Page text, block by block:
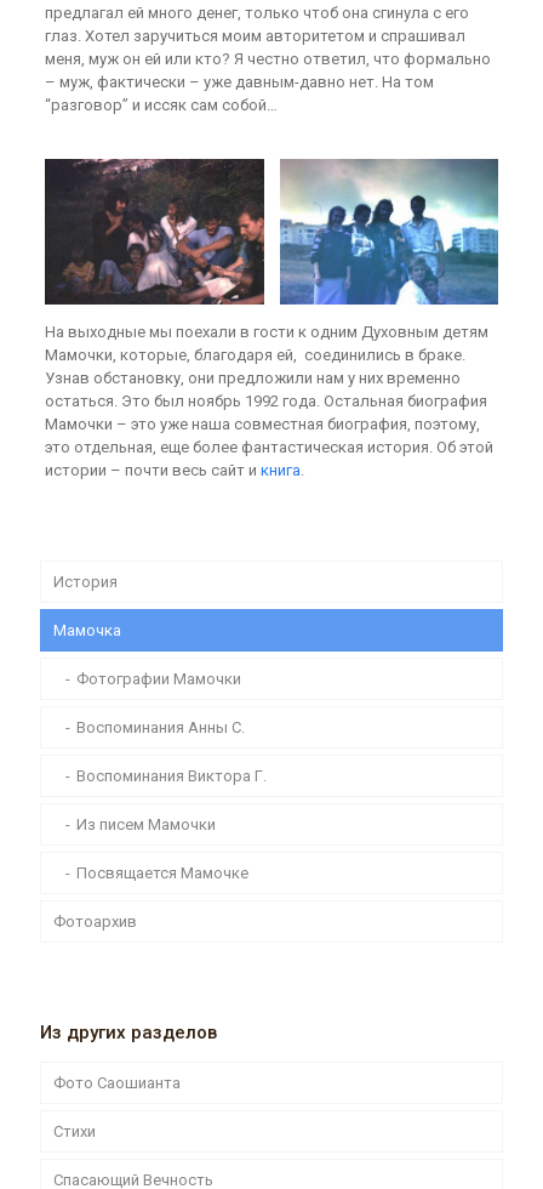
предлагал ей много денег, только чтоб она сгинула с его
глаз. Хотел заручиться моим авторитетом и спрашивал
меня, муж он ей или кто? Я честно ответил, что формально
– муж, фактически – уже давным-давно нет. На том
“разговор” и иссяк сам собой…
На выходные мы поехали в гости к одним Духовным детям
Мамочки, которые, благодаря ей, соединились в браке.
Узнав обстановку, они предложили нам у них временно
остаться. Это был ноябрь 1992 года. Остальная биография
Мамочки – это уже наша совместная биография, поэтому,
это отдельная, еще более фантастическая история. Об этой
истории – почти весь сайт и книга
История
Мамочка
Фотографии Мамочки
Воспоминания Анны С.
Воспоминания Виктора Г.
Из писем Мамочки
Посвящается Мамочке
Фотоархив
Из других разделов
Фото Саошианта
Стихи
Спасающий Вечность